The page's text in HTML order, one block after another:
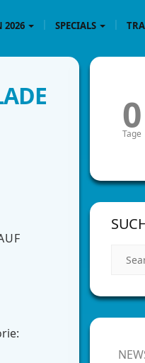
2026 SPECIALS
0
Tage